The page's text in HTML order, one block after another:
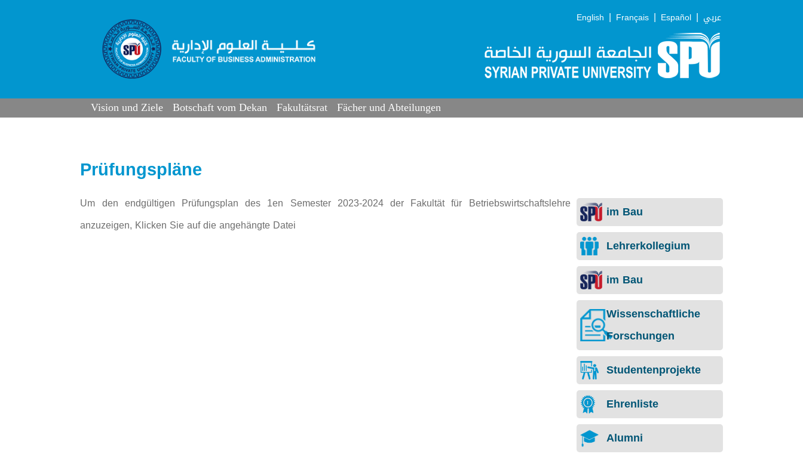
English | Français | Español | عربي
Vision und Ziele Botschaft vom Dekan Fakultätsrat Fächer und Abteilungen
Prüfungspläne
im Bau
Lehrerkollegium
im Bau
Wissenschaftliche
Forschungen
Studentenprojekte
Ehrenliste
Alumni
Um den endgültigen Prüfungsplan des 1en Semester 2023-2024 der Fakultät für Betriebswirtschaftslehre
anzuzeigen, Klicken Sie auf die angehängte Datei